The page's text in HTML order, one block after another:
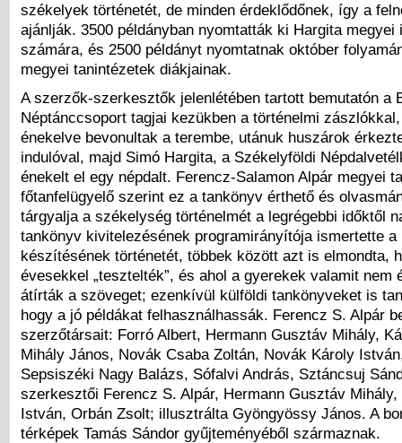
székelyek történetét, de minden érdeklődőnek, így a
ajánlják. 3500 példányban nyomtatták ki Hargita megyei
számára, és 2500 példányt nyomtatnak október
megyei tanintézetek diákjainak.
A szerzők-szerkesztők jelenlétében tartott bemutatón a
Néptánccsoport tagjai kezükben a történelmi
énekelve bevonultak a terembe, utánuk huszárok
indulóval, majd Simó Hargita, a Székelyföldi
énekelt el egy népdalt. Ferencz-Salamon Alpár megyei
főtanfelügyelő szerint ez a tankönyv érthető és
tárgyalja a székelység történelmét a legrégebbi időktől
tankönyv kivitelezésének programirányítója ismertette a
készítésének történetét, többek között azt is elmondta,
évesekkel „tesztelték”, és ahol a gyerekek valamit nem
átírták a szöveget; ezenkívül külföldi tankönyveket is
hogy a jó példákat felhasználhassák. Ferencz S. Alpár
szerzőtársait: Forró Albert, Hermann Gusztáv Mihály,
Mihály János, Novák Csaba Zoltán, Novák Károly
Sepsiszéki Nagy Balázs, Sófalvi András, Sztáncsuj
szerkesztői Ferencz S. Alpár, Hermann Gusztáv
István, Orbán Zsolt; illusztrálta Gyöngyössy János. A
térképek Tamás Sándor gyűjteményéből származnak.